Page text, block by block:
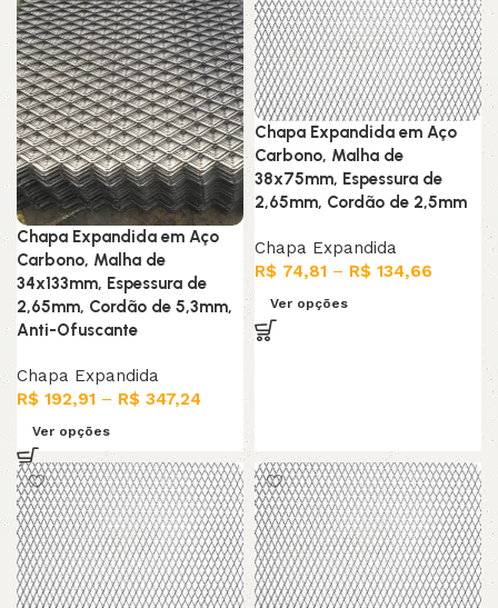
Chapa Expandida em Aço
Carbono, Malha de
34x133mm, Espessura de
2,65mm, Cordão de 5,3mm,
Anti-Ofuscante
Chapa Expandida
R$ 192,91 – R$ 347,24
Ver opções
Chapa Expandida em Aço
Carbono, Malha de
38x75mm, Espessura de
2,65mm, Cordão de 2,5mm
Chapa Expandida
R$ 74,81 – R$ 134,66
Ver opções